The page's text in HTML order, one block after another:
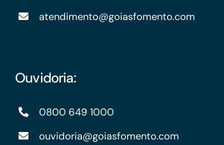
atendimento@goiasfomento.com
Ouvidoria:
0800 649 1000
ouvidoria@goiasfomento.com